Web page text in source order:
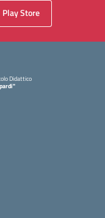
Play Store
Didattico
la pagina iniziale della scuola